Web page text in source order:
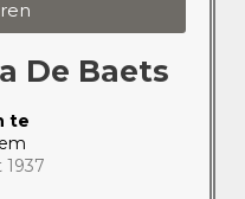
De Baets
te